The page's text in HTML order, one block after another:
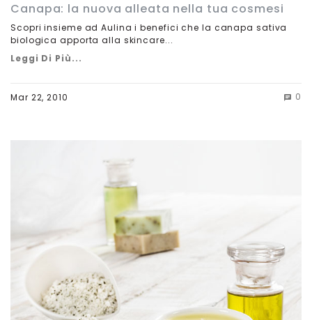
Canapa: la nuova alleata nella tua cosmesi
Scopri insieme ad Aulina i benefici che la canapa sativa
biologica apporta alla skincare...
Leggi Di Più...
Mar 22, 2010 0